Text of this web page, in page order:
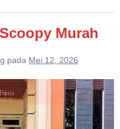
Murah
pada Mei 12, 2026